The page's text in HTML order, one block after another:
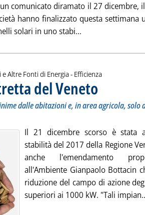
comunicato diramato il 27 dicembre,
hanno finalizzato questa settimana
solari in uno stabi...
e Altre Fonti di Energia - Efficienza
del Veneto
dalle abitazioni e, in area agricola,
Il 21 dicembre scorso è stata
stabilità del 2017 della Regione
anche l'emendamento
all'Ambiente Gianpaolo Bottacin
riduzione del campo di azione
superiori ai 1000 kW. "Tali